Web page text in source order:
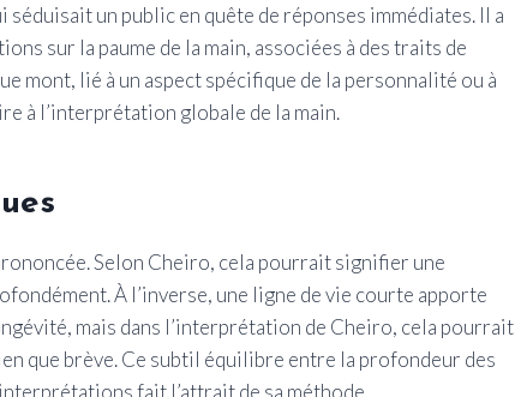
un public en quête de réponses immédiates. Il a
sur la paume de la main, associées à des traits de
mont, lié à un aspect spécifique de la personnalité ou à
à l’interprétation globale de la main.
Selon Cheiro, cela pourrait signifier une
À l’inverse, une ligne de vie courte apporte
mais dans l’interprétation de Cheiro, cela pourrait
que brève. Ce subtil équilibre entre la profondeur des
fait l’attrait de sa méthode.